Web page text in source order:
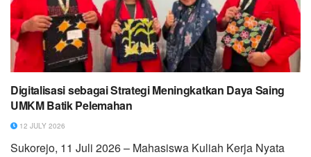
Digitalisasi sebagai Strategi Meningkatkan Daya Saing
UMKM Batik Pelemahan
12 JULY 2026
Sukorejo, 11 Juli 2026 – Mahasiswa Kuliah Kerja Nyata